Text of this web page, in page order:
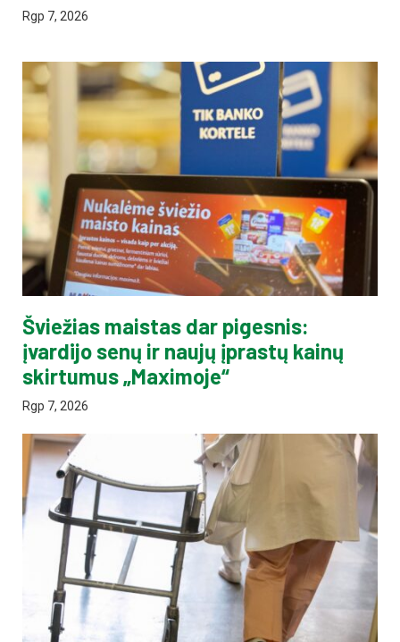
Rgp 7, 2026
Šviežias maistas dar pigesnis:
įvardijo senų ir naujų įprastų kainų
skirtumus „Maximoje“
Rgp 7, 2026